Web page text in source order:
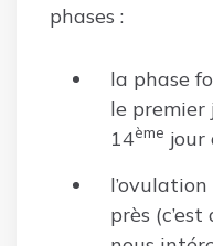
phases :
la phase
le premier
14ème jour
près